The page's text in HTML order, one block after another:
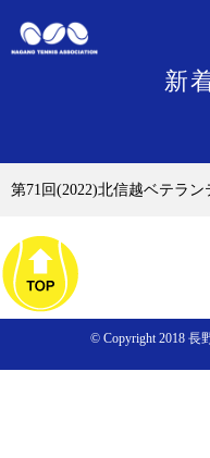
新
第71回(2022)北信越ベテラ
© Copyright 2018 長